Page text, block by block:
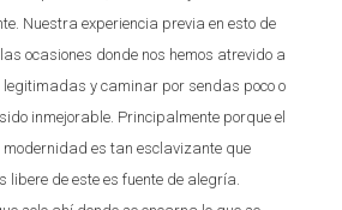
Nuestra experiencia previa en esto de
ocasiones donde nos hemos atrevido a
y caminar por sendas poco o
inmejorable. Principalmente porque el
modernidad es tan esclavizante que
libere de este es fuente de alegría.